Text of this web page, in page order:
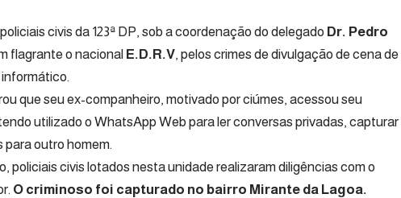
civis da 123ª DP, sob a coordenação do delegado Dr. Pedro
flagrante o nacional E.D.R.V, pelos crimes de divulgação de cena de
que seu ex-companheiro, motivado por ciúmes, acessou seu
utilizado o WhatsApp Web para ler conversas privadas, capturar
para outro homem.
policiais civis lotados nesta unidade realizaram diligências com o
O criminoso foi capturado no bairro Mirante da Lagoa.